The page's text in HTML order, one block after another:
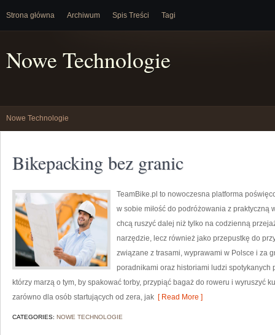
Strona główna Archiwum Spis Treści Tagi
Nowe Technologie
Nowe Technologie
Bikepacking bez granic
TeamBike.pl to nowoczesna platforma
w sobie miłość do podróżowania z praktyczną
chcą ruszyć dalej niż tylko na codzienną
narzędzie, lecz również jako przepustkę do
związane z trasami, wyprawami w Polsce i za
poradnikami oraz historiami ludzi spotykanych
którzy marzą o tym, by spakować torby, przypiąć bagaż do roweru i wyruszyć
zarówno dla osób startujących od zera, jak [ Read More ]
CATEGORIES: NOWE TECHNOLOGIE